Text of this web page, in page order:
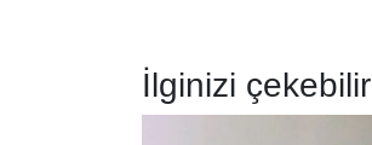
İlginizi çekebilir